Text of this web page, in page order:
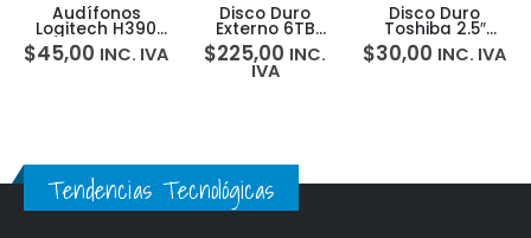
Audífonos
Logitech H390
Usb Micrófono
Cancelación
$45,00 INC. IVA
Disco Duro
Externo 6TB
Western Digital
My Book Wd
$225,00 INC.
IVA
Disco Duro
Toshiba 2.5″
500gb 5400rpm
$30,00 INC. IVA
Tendencias Tecnológicas